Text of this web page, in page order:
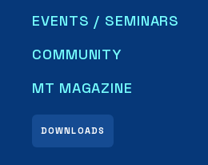
EVENTS / SEMINARS
COMMUNITY
DOWNLOADS
MT MAGAZINE